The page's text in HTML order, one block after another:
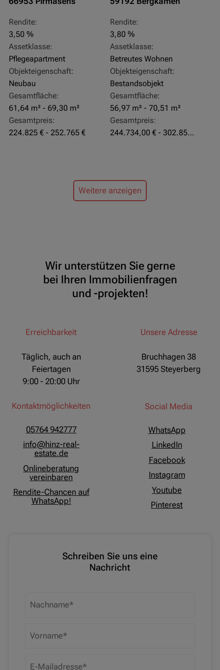
Rendite:
3,50 %
Assetklasse:
Pflegeapartment
Objekteigenschaft:
Neubau
Gesamtfläche:
61,64 m² - 69,30 m²
Gesamtpreis:
224.825 € - 252.765 €
Rendite:
3,80 %
Assetklasse:
Betreutes Wohnen
Objekteigenschaft:
Bestandsobjekt
Gesamtfläche:
56,97 m² - 70,51 m²
Gesamtpreis:
244.734,00 € - 302.855,00 €
Weitere anzeigen
Wir unterstützen Sie gerne
bei Ihren Immobilienfragen
und -projekten!
Erreichbarkeit
Täglich, auch an
Feiertagen
9:00 - 20:00 Uhr
Kontaktmöglichkeiten
05764 942777
info@hinz-real-
estate.de
Onlineberatung
vereinbaren
Rendite-Chancen auf
WhatsApp!
Unsere Adresse
Bruchhagen 38
31595 Steyerberg
Social Media
WhatsApp
LinkedIn
Facebook
Instagram
Youtube
Pinterest
Schreiben Sie uns eine
Nachricht